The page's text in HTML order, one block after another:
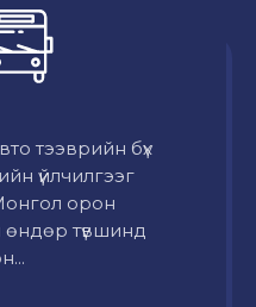
тээврийн бүх
үйлчилгээг
орон
түвшинд